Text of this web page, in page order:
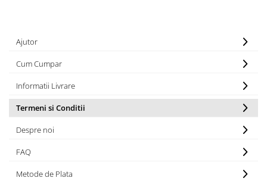
Mixere pentru DJ
Stative pentru Microfoane
Ajutor
Cum Cumpar
Informatii Livrare
Termeni si Conditii
Despre noi
FAQ
Metode de Plata